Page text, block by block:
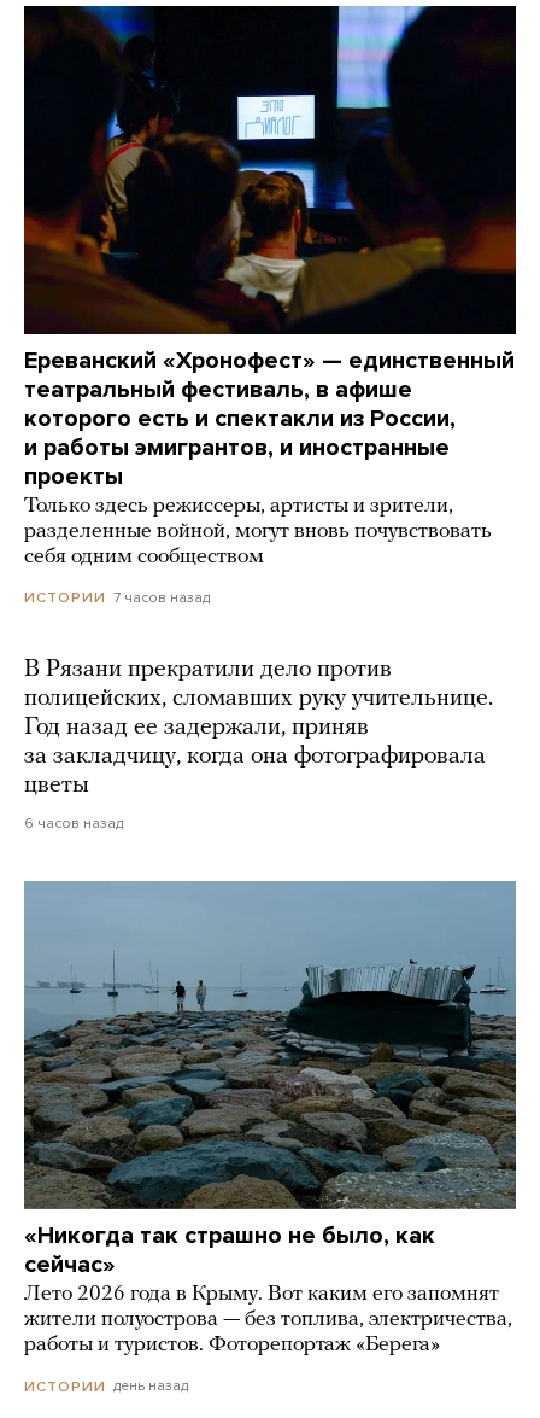
Ереванский «Хронофест» — единственный
театральный фестиваль, в афише
которого есть и спектакли из России,
и работы эмигрантов, и иностранные
проекты
Только здесь режиссеры, артисты и зрители,
разделенные войной, могут вновь почувствовать
себя одним сообществом
ИСТОРИИ 7 часов назад
В Рязани прекратили дело против
полицейских, сломавших руку учительнице.
Год назад ее задержали, приняв
за закладчицу, когда она фотографировала
цветы
6 часов назад
«Никогда так страшно не было, как
сейчас»
Лето 2026 года в Крыму. Вот каким его запомнят
жители полуострова — без топлива, электричества,
работы и туристов. Фоторепортаж «Берега»
ИСТОРИИ день назад